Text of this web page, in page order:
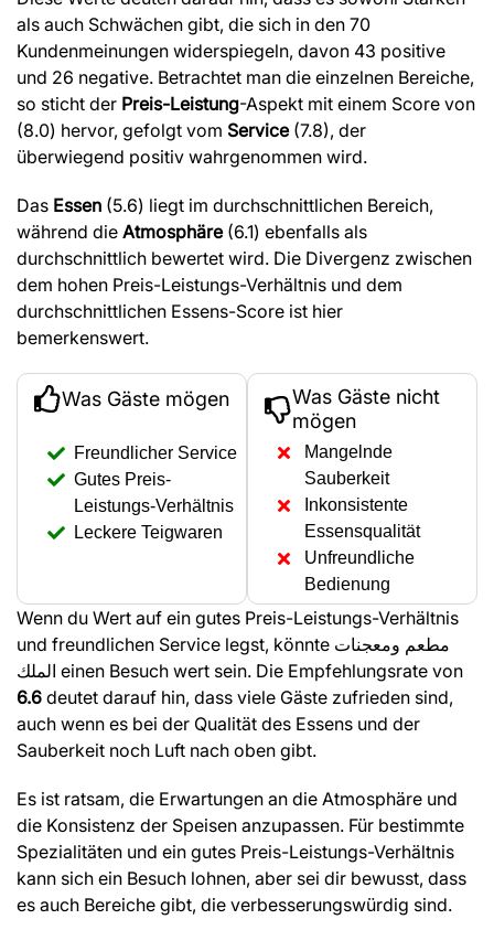
als auch Schwächen gibt, die sich in den 70
Kundenmeinungen widerspiegeln, davon 43 positive
und 26 negative. Betrachtet man die einzelnen Bereiche,
so sticht der Preis-Leistung-Aspekt mit einem Score von
(8.0) hervor, gefolgt vom Service(7.8), der
überwiegend positiv wahrgenommen wird.
Das Essen (5.6) liegt im durchschnittlichen Bereich,
während die Atmosphäre(6.1) ebenfalls als
durchschnittlich bewertet wird. Die Divergenz zwischen
dem hohen Preis-Leistungs-Verhältnis und dem
durchschnittlichen Essens-Score ist hier
bemerkenswert.
Was Gäste mögen
Freundlicher Service
Gutes Preis-
Leistungs-Verhältnis
Leckere Teigwaren
Was Gäste nicht
mögen
Mangelnde
Sauberkeit
Inkonsistente
Essensqualität
Unfreundliche
Bedienung
Wenn du Wert auf ein gutes Preis-Leistungs-Verhältnis
und freundlichen Service legst, könnte مطعم ومعجنات
الملك einen Besuch wert sein. Die Empfehlungsrate von
6.6 deutet darauf hin, dass viele Gäste zufrieden sind,
auch wenn es bei der Qualität des Essens und der
Sauberkeit noch Luft nach oben gibt.
Es ist ratsam, die Erwartungen an die Atmosphäre und
die Konsistenz der Speisen anzupassen. Für bestimmte
Spezialitäten und ein gutes Preis-Leistungs-Verhältnis
kann sich ein Besuch lohnen, aber sei dir bewusst, dass
es auch Bereiche gibt, die verbesserungswürdig sind.